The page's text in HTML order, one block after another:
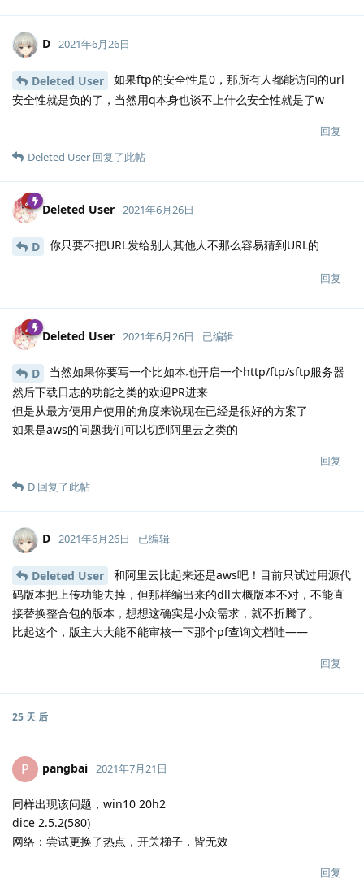
D 2021年6月26日
Deleted User
如果ftp的安全性是0，那所有人都能访问的url
安全性就是负的了，当然用q本身也谈不上什么安全性就是了w
回复
Deleted User 回复了此帖
Deleted User 2021年6月26日
D 你只要不把URL发给别人其他人不那么容易猜到URL的
回复
Deleted User 2021年6月26日 已编辑
D
当然如果你要写一个比如本地开启一个http/ftp/sftp服务器
然后下载日志的功能之类的欢迎PR进来
但是从最方便用户使用的角度来说现在已经是很好的方案了
如果是aws的问题我们可以切到阿里云之类的
回复
D 回复了此帖
D 2021年6月26日 已编辑
Deleted User
和阿里云比起来还是aws吧！目前只试过用源代
码版本把上传功能去掉，但那样编出来的dll大概版本不对，不能直
接替换整合包的版本，想想这确实是小众需求，就不折腾了。
比起这个，版主大大能不能审核一下那个pf查询文档哇——
回复
25 天 后
P pangbai 2021年7月21日
同样出现该问题，win10 20h2
dice 2.5.2(580)
网络：尝试更换了热点，开关梯子，皆无效
回复